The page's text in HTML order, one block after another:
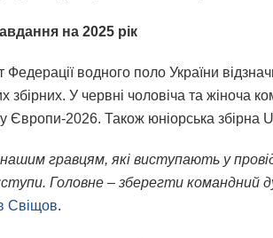
на 2025 рік
Федерації водного поло України
збірних. У червні чоловіча та жіноча
Європи-2026. Також юніорська збірна
гравцям, які виступають у
Головне – зберегти командний
Свіщов.